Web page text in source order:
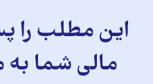
این مطلب را
مالی شما به